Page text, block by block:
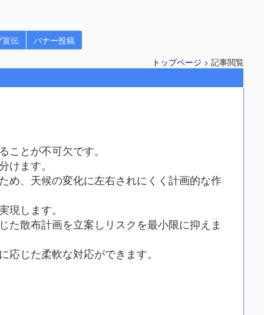
伝
バナー投稿
トップページ > 記事閲覧
とが不可欠です。
ます。
め、天候の変化に左右されにくく計画的な作
します。
た散布計画を立案しリスクを最小限に抑えま
じた柔軟な対応ができます。